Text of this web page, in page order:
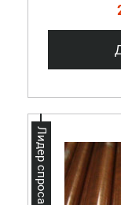
Лидер спроса